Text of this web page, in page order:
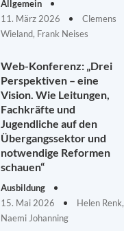
Allgemein
11. März 2026
Clemens
Wieland, Frank Neises
Web-Konferenz: „Drei
Perspektiven – eine
Vision. Wie Leitungen,
Fachkräfte und
Jugendliche auf den
Übergangssektor und
notwendige Reformen
schauen“
Ausbildung
15. Mai 2026
Helen Renk,
Naemi Johanning